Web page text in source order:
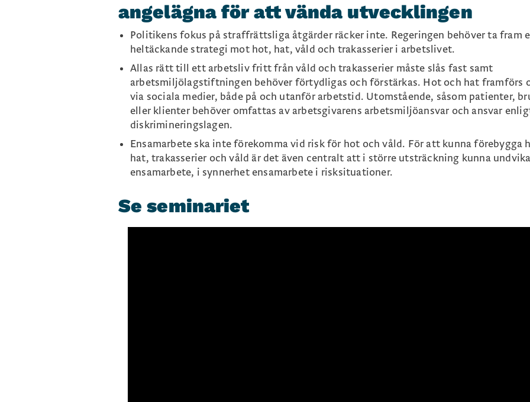
angelägna för att vända utvecklingen
Politikens fokus på straffrättsliga åtgärder räcker inte. Regeringen behöver ta fram
heltäckande strategi mot hot, hat, våld och trakasserier i arbetslivet.
Allas rätt till ett arbetsliv fritt från våld och trakasserier måste slås fast samt
arbetsmiljölagstiftningen behöver förtydligas och förstärkas. Hot och hat framförs
via sociala medier, både på och utanför arbetstid. Utomstående, såsom patienter,
eller klienter behöver omfattas av arbetsgivarens arbetsmiljöansvar och ansvar
diskrimineringslagen.
Ensamarbete ska inte förekomma vid risk för hot och våld. För att kunna förebygga
hat, trakasserier och våld är det även centralt att i större utsträckning kunna undvika
ensamarbete, i synnerhet ensamarbete i risksituationer.
Se seminariet